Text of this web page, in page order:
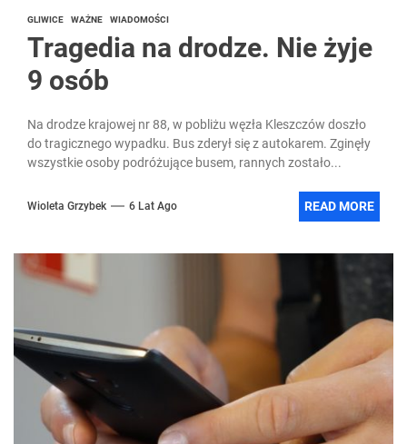
GLIWICE WAŻNE WIADOMOŚCI
Tragedia na drodze. Nie żyje
9 osób
Na drodze krajowej nr 88, w pobliżu węzła Kleszczów doszło
do tragicznego wypadku. Bus zderył się z autokarem. Zginęły
wszystkie osoby podróżujące busem, rannych zostało...
Wioleta Grzybek 6 Lat Ago READ MORE